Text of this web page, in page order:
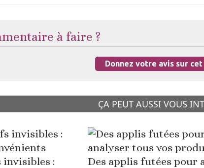
à faire ?
Donnez votre avis sur
ÇA PEUT AUSSI VOUS
:
Des applis futées pour